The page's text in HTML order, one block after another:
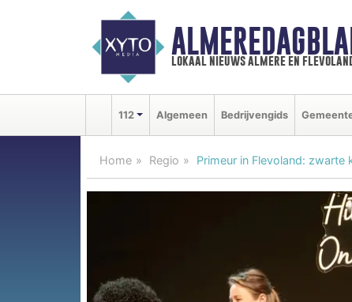
lokaal nieuws almere en
112 Algemeen Bedrijvengids
Home Regio Primeur in Flevoland: